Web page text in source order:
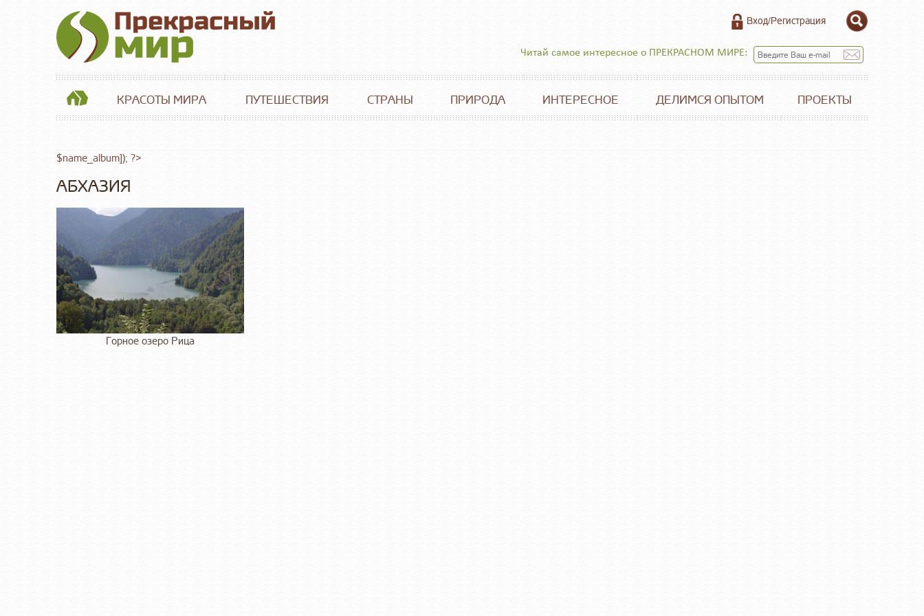
Вход/Регистрация
Читай самое интересное о ПРЕКРАСНОМ МИРЕ:
КРАСОТЫ МИРА ПУТЕШЕСТВИЯ СТРАНЫ ПРИРОДА ИНТЕРЕСНОЕ ДЕЛИМСЯ ОПЫТОМ ПРОЕКТЫ
$name_album]); ?>
АБХАЗИЯ
Горное озеро Рица